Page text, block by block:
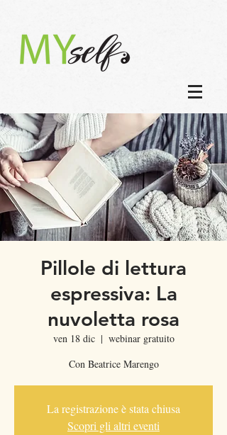
Pillole di lettura
espressiva: La
nuvoletta rosa
ven 18 dic
  |
webinar gratuito
Con Beatrice Marengo
La registrazione è stata chiusa
Scopri gli altri eventi